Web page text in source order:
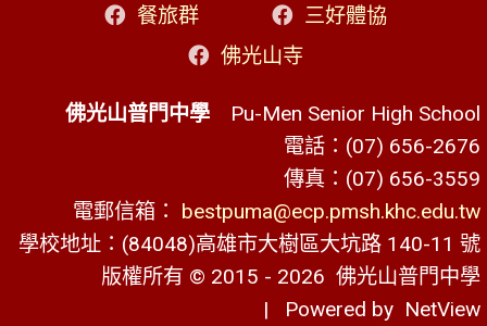
餐旅群
三好體協
佛光山寺
佛光山普門中學 Pu-Men Senior High School
電話：(07) 656-2676
傳真：(07) 656-3559
電郵信箱： bestpuma@ecp.pmsh.khc.edu.tw
學校地址：(84048)高雄市大樹區大坑路 140-11 號
版權所有 © 2015 - 2026 佛光山普門中學
| Powered by NetView